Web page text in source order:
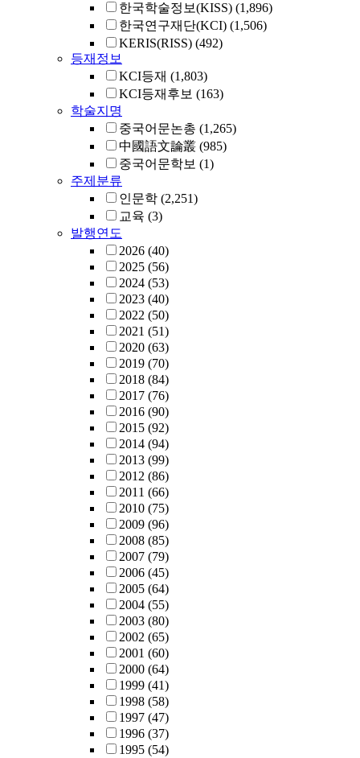
한국학술정보(KISS) (1,896)
한국연구재단(KCI) (1,506)
KERIS(RISS) (492)
등재정보
KCI등재 (1,803)
KCI등재후보 (163)
학술지명
중국어문논총 (1,265)
中國語文論叢 (985)
중국어문학보 (1)
주제분류
인문학 (2,251)
교육 (3)
발행연도
2026 (40)
2025 (56)
2024 (53)
2023 (40)
2022 (50)
2021 (51)
2020 (63)
2019 (70)
2018 (84)
2017 (76)
2016 (90)
2015 (92)
2014 (94)
2013 (99)
2012 (86)
2011 (66)
2010 (75)
2009 (96)
2008 (85)
2007 (79)
2006 (45)
2005 (64)
2004 (55)
2003 (80)
2002 (65)
2001 (60)
2000 (64)
1999 (41)
1998 (58)
1997 (47)
1996 (37)
1995 (54)